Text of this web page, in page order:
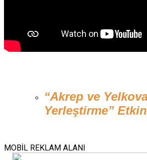
“Akrep ve
Yerleştirme”
MOBİL REKLAM ALANI